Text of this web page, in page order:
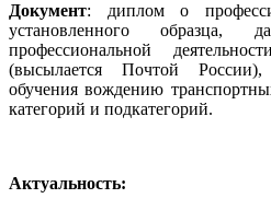
Документ: диплом о
установленного образца,
профессиональной
(высылается Почтой
обучения вождению
категорий и подкатегорий.
Актуальность: